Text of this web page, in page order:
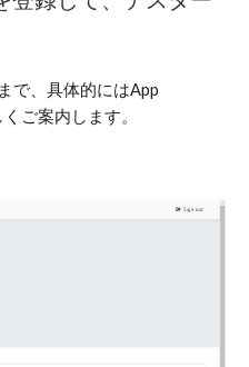
で、具体的にはApp
ご案内します。